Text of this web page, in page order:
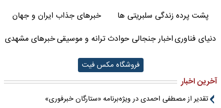
پشت پرده زندگی سلبریتی ها
خبرهای جذاب ایران و جهان
دنیای فناوریاخبار جنجالی حوادثترانه و موسیقیخبرهای مشهدی
فروشگاه مکس فیت
آخرین اخبار
تقدیر از مصطفی احمدی در ویژه‌برنامه «ستارگان خبرفوری»